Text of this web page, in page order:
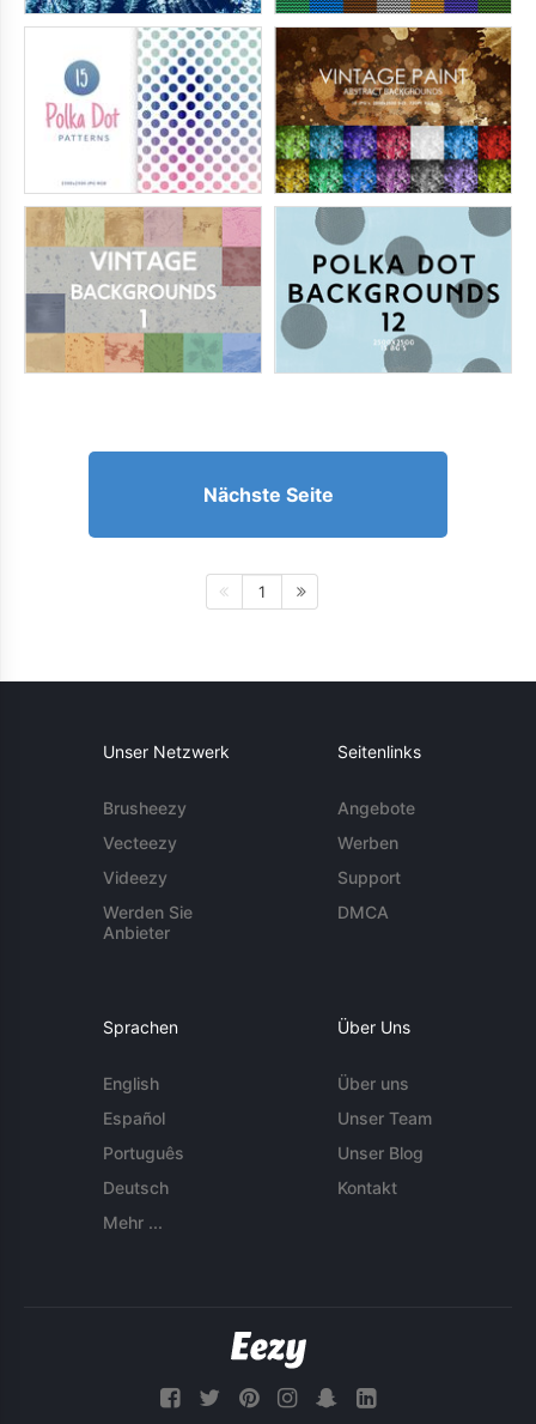
Nächste Seite
1
Unser Netzwerk
Brusheezy
Vecteezy
Videezy
Werden Sie
Anbieter
Seitenlinks
Angebote
Werben
Support
DMCA
Sprachen
English
Español
Português
Deutsch
Mehr ...
Über Uns
Über uns
Unser Team
Unser Blog
Kontakt